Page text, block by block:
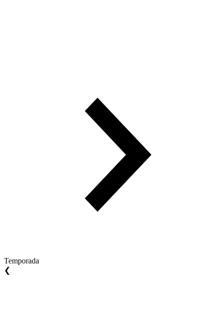
Temporada
❮